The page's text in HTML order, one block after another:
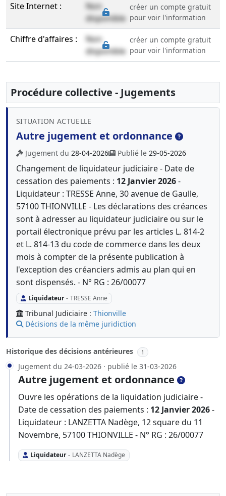
Site Internet :
Non
disponible
créer un compte gratuit
pour voir l'information
Chiffre d'affaires :
Non
disponible
créer un compte gratuit
pour voir l'information
Procédure collective - Jugements
SITUATION ACTUELLE
Autre jugement et ordonnance
Jugement du 28-04-2026 Publié le 29-05-2026
Changement de liquidateur judiciaire - Date de
cessation des paiements : 12 Janvier 2026-
Liquidateur : TRESSE Anne, 30 avenue de Gaulle,
57100 THIONVILLE - Les déclarations des créances
sont à adresser au liquidateur judiciaire ou sur le
portail électronique prévu par les articles L. 814-2
et L. 814-13 du code de commerce dans les deux
mois à compter de la présente publication à
l'exception des créanciers admis au plan qui en
sont dispensés. - N° RG : 26/00077
Liquidateur - TRESSE Anne
Tribunal Judiciaire : Thionville
Décisions de la même juridiction
Historique des décisions antérieures 1
Jugement du 24-03-2026 · publié le 31-03-2026
Autre jugement et ordonnance
Ouvre les opérations de la liquidation judiciaire -
Date de cessation des paiements : 12 Janvier 2026-
Liquidateur : LANZETTA Nadège, 12 square du 11
Novembre, 57100 THIONVILLE - N° RG : 26/00077
Liquidateur - LANZETTA Nadège